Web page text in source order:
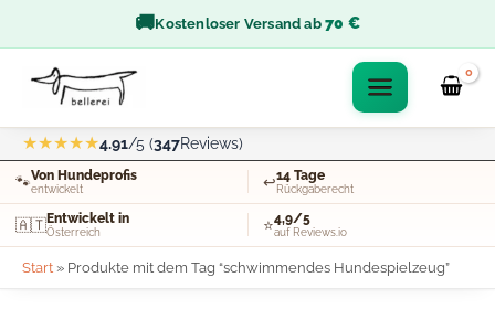
🚚Kostenloser Versand ab 70 €
Inhalt
springen
★★★★★4.91/5 (347Reviews)
🐾Von Hundeprofis
entwickelt ↩️14 Tage
Rückgaberecht
🇦🇹Entwickelt in
Österreich ⭐4,9/5
auf Reviews.io
Start » Produkte mit dem Tag “schwimmendes Hundespielzeug”